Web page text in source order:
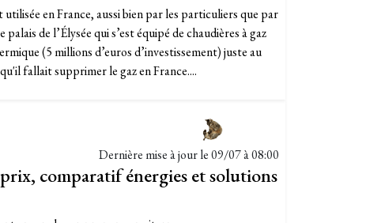
en France, aussi bien par les particuliers que par
de l’Élysée qui s’est équipé de chaudières à gaz
(5 millions d’euros d’investissement) juste au
fallait supprimer le gaz en France....
Dernière mise à jour le09/07 à 08:00
comparatif énergies et solutions